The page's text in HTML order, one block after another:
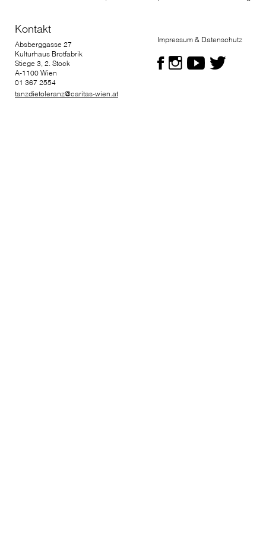
Kontakt
Absberggasse 27
Kulturhaus Brotfabrik
Stiege 3, 2. Stock
A-1100 Wien
01 367 2554
tanzdietoleranz@caritas-wien.at
Impressum & Datenschutz